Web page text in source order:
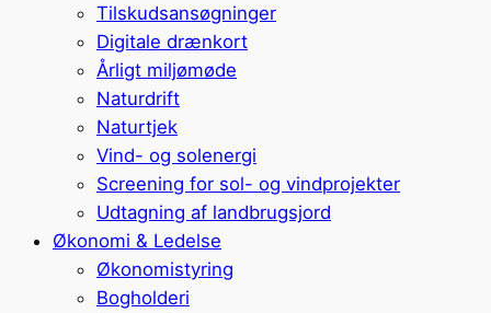
Tilskudsansøgninger
Digitale drænkort
Årligt miljømøde
Naturdrift
Naturtjek
Vind- og solenergi
Screening for sol- og vindprojekter
Udtagning af landbrugsjord
Økonomi & Ledelse
Økonomistyring
Bogholderi